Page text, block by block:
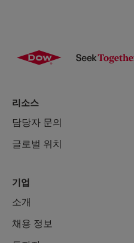
리소스
담당자 문의
글로벌 위치
기업
소개
채용 정보